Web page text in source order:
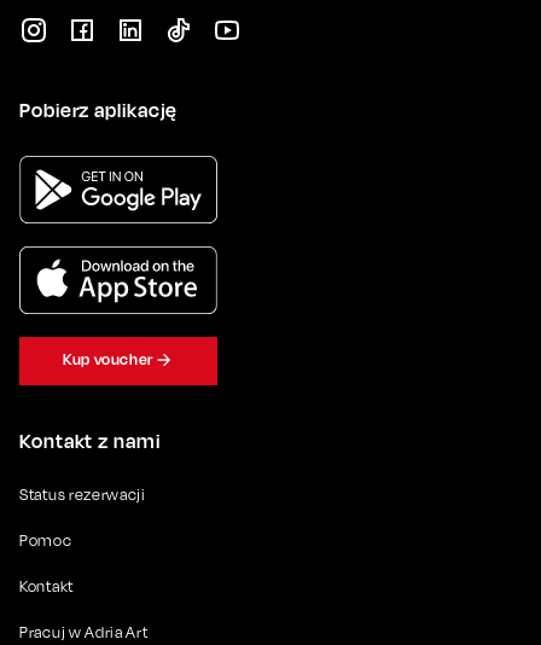
Kontakt z nami
Status rezerwacji
Pomoc
Kontakt
Pracuj w Adria Art
Pobierz aplikację
Kup voucher